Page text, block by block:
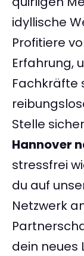
idyllische
Profitiere
Erfahrung,
Fachkräfte
Stelle
Hannover
stressfrei
du auf
Netzwerk
dein neues